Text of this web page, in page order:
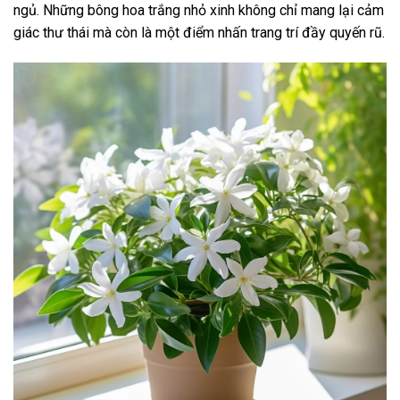
ngủ. Những bông hoa trắng nhỏ xinh không chỉ mang lại cảm
giác thư thái mà còn là một điểm nhấn trang trí đầy quyến rũ.